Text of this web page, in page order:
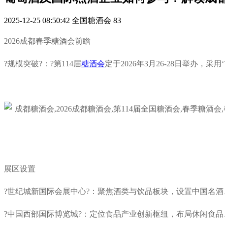
2025-12-25 08:50:42 全国糖酒会 83
2026成都春季糖酒会前瞻
?规模突破?：?第114届糖酒会定于2026年3月26-28日举办，采
展区设置
?世纪城新国际会展中心?：聚焦酒类与饮品板块，设置中国名
?中国西部国际博览城?：定位食品产业创新枢纽，布局休闲食